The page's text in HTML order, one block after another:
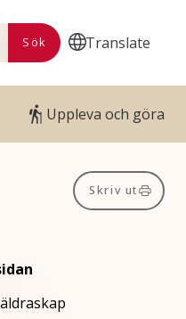
Translate
Sök
Uppleva och göra
Skriv ut